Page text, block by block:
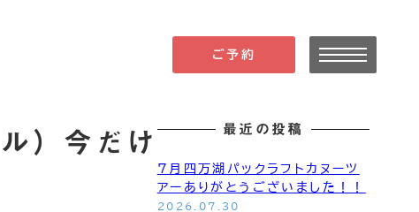
ご予約
）今だけ
最近の投稿
7月四万湖パックラフトカヌーツ
アーありがとうございました！！
2026.07.30